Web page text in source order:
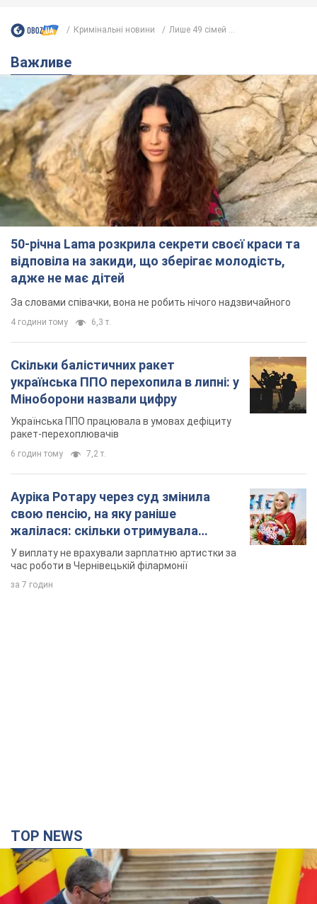
Кримінальні новини Лише 49 сімей ...
Важливе
50-річна Lama розкрила секрети своєї краси та
відповіла на закиди, що зберігає молодість,
адже не має дітей
За словами співачки, вона не робить нічого надзвичайного
4 години тому 6,3 т.
Скільки балістичних ракет
українська ППО перехопила в липні: у
Міноборони назвали цифру
Українська ППО працювала в умовах дефіциту
ракет-перехоплювачів
6 годин тому 7,2 т.
Ауріка Ротару через суд змінила
свою пенсію, на яку раніше
жалілася: скільки отримувала
співачка
У виплату не врахували зарплатню артистки за
час роботи в Чернівецькій філармонії
за 7 годин
TOP NEWS